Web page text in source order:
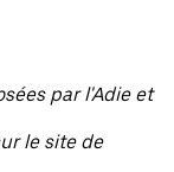
par l'Adie et
le site de